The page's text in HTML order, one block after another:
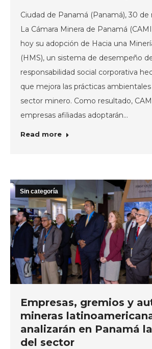
Ciudad de Panamá (Panamá), 30 de
La Cámara Minera de Panamá
hoy su adopción de Hacia una
(HMS), un sistema de desempeño
responsabilidad social corporativa
que mejora las prácticas
sector minero. Como resultado,
empresas afiliadas adoptarán…
Read more
Sin categoría
Empresas, gremios y
mineras
analizarán en Panamá
del sector